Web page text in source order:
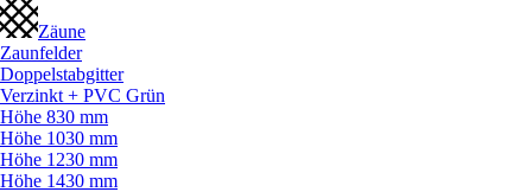
Zäune
Zaunfelder
Doppelstabgitter
Verzinkt + PVC Grün
Höhe 830 mm
Höhe 1030 mm
Höhe 1230 mm
Höhe 1430 mm